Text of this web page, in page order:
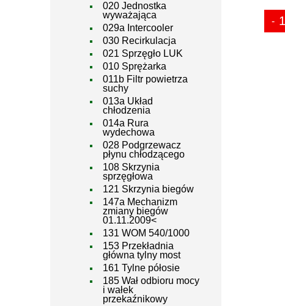
020 Jednostka
wyważająca
029a Intercooler
030 Recirkulacja
021 Sprzęgło LUK
010 Sprężarka
011b Filtr powietrza
suchy
013a Układ
chłodzenia
014a Rura
wydechowa
028 Podgrzewacz
płynu chłodzącego
108 Skrzynia
sprzęgłowa
121 Skrzynia biegów
147a Mechanizm
zmiany biegów
01.11.2009<
131 WOM 540/1000
153 Przekładnia
główna tylny most
161 Tylne półosie
185 Wał odbioru mocy
i wałek
przekaźnikowy